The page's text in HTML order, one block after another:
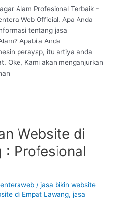
Alam Profesional Terbaik –
Web Official. Apa Anda
tentang jasa
Apabila Anda
perayap, itu artiya anda
Oke, Kami akan menganjurkan
Website di
: Profesional
/jasa bikin website
di Empat Lawang,jasa